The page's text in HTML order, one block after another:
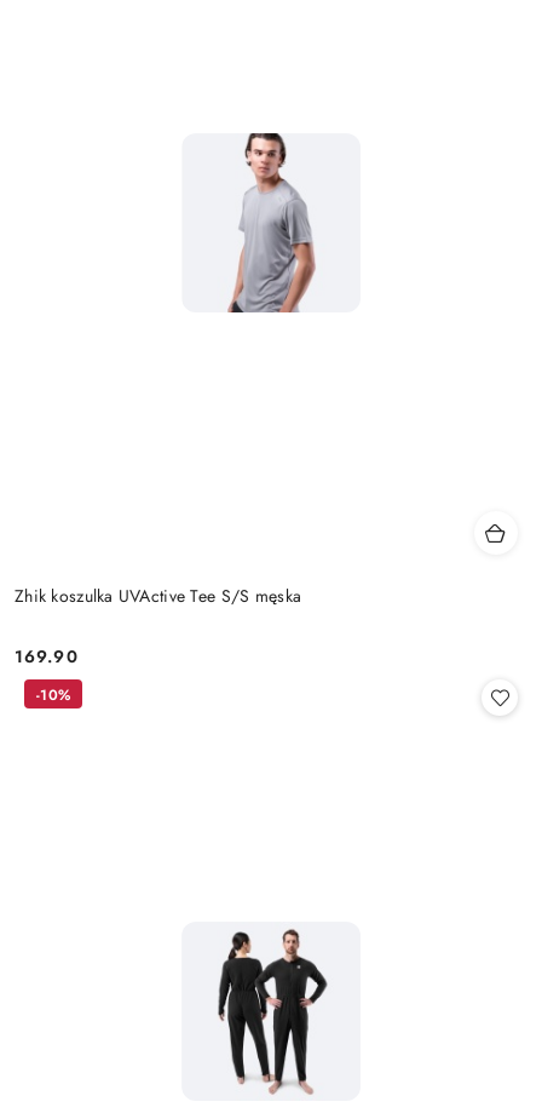
Zhik koszulka UVActive Tee S/S męska
Cena:
169.90
-10%